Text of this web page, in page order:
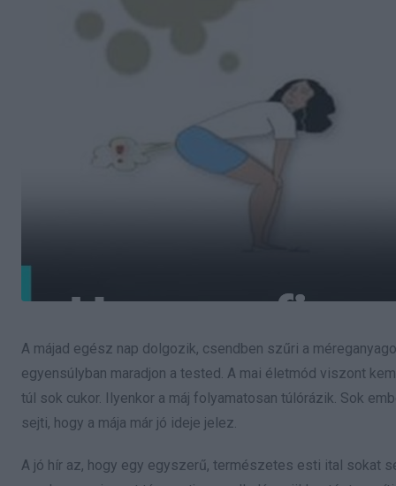
A májad egész nap dolgozik, csendben szűri a
egyensúlyban maradjon a tested. A mai életmód viszont
túl sok cukor. Ilyenkor a máj folyamatosan túlórázik. Sok
sejti, hogy a mája már jó ideje jelez.
A jó hír az, hogy egy egyszerű, természetes esti ital sokat